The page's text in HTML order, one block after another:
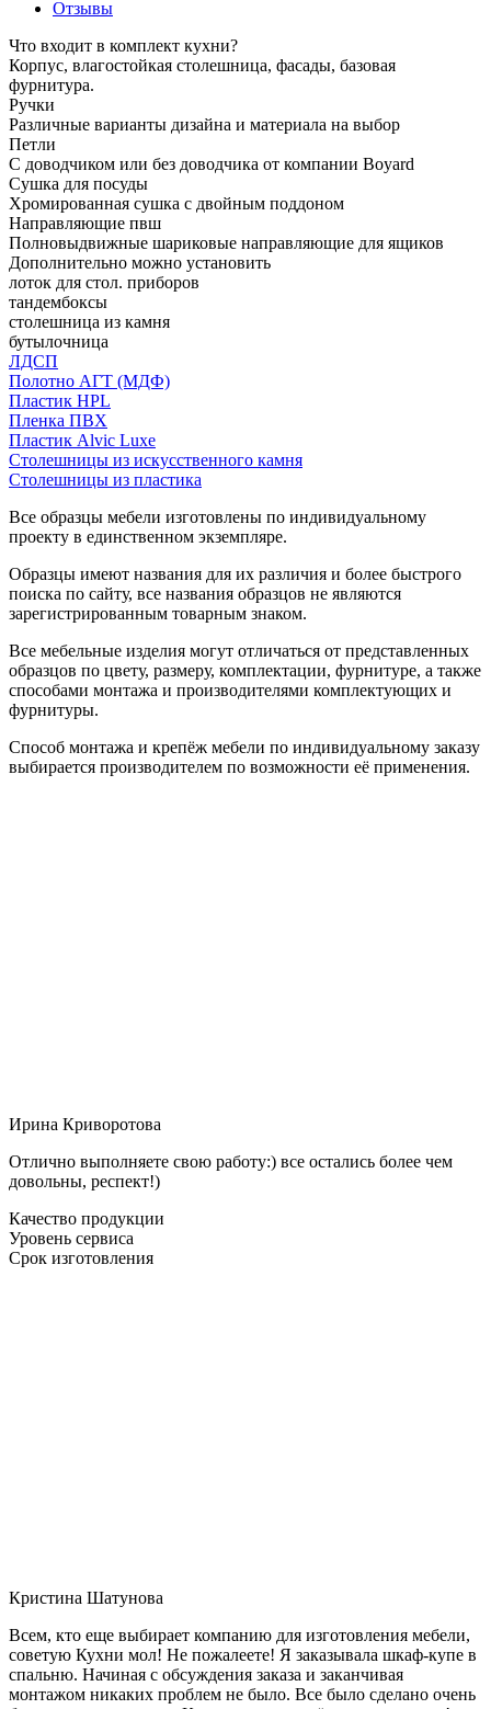
Отзывы
Что входит в комплект кухни?
Корпус, влагостойкая столешница, фасады, базовая
фурнитура.
Ручки
Различные варианты дизайна и материала на выбор
Петли
С доводчиком или без доводчика от компании Boyard
Сушка для посуды
Хромированная сушка с двойным поддоном
Направляющие пвш
Полновыдвижные шариковые направляющие для ящиков
Дополнительно можно установить
лоток для стол. приборов
тандембоксы
столешница из камня
бутылочница
ЛДСП
Полотно АГТ (МДФ)
Пластик HPL
Пленка ПВХ
Пластик Alvic Luxe
Столешницы из искусственного камня
Столешницы из пластика
Все образцы мебели изготовлены по индивидуальному
проекту в единственном экземпляре.
Образцы имеют названия для их различия и более быстрого
поиска по сайту, все названия образцов не являются
зарегистрированным товарным знаком.
Все мебельные изделия могут отличаться от представленных
образцов по цвету, размеру, комплектации, фурнитуре, а также
способами монтажа и производителями комплектующих и
фурнитуры.
Способ монтажа и крепёж мебели по индивидуальному заказу
выбирается производителем по возможности её применения.
Ирина Криворотова
Отлично выполняете свою работу:) все остались более чем
довольны, респект!)
Качество продукции
Уровень сервиса
Срок изготовления
Кристина Шатунова
Всем, кто еще выбирает компанию для изготовления мебели,
советую Кухни мол! Не пожалеете! Я заказывала шкаф-купе в
спальню. Начиная с обсуждения заказа и заканчивая
монтажом никаких проблем не было. Все было сделано очень